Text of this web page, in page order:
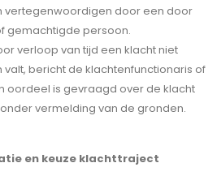
vertegenwoordigen door een door
gemachtigde persoon.
verloop van tijd een klacht niet
bericht de klachtenfunctionaris of
oordeel is gevraagd over de klacht
vermelding van de gronden.
en keuze klachttraject